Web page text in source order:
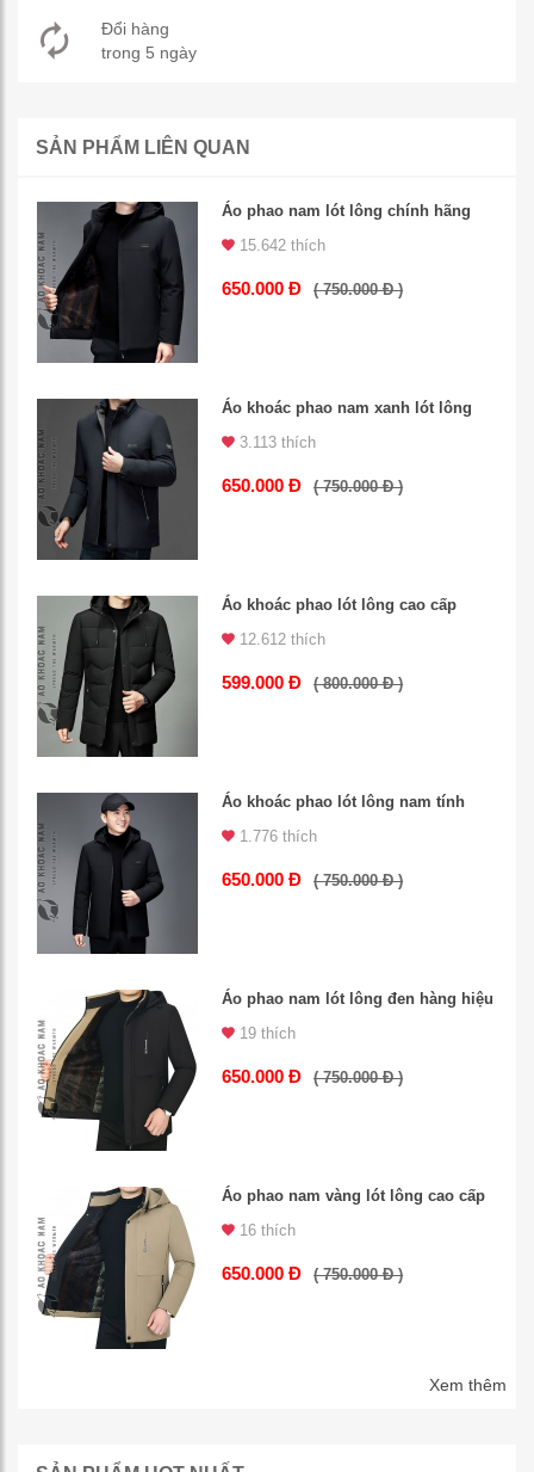
Đổi hàng
trong 5 ngày
SẢN PHẨM LIÊN QUAN
Áo phao nam lót lông chính hãng
15.642 thích
650.000 Đ ( 750.000 Đ )
Áo khoác phao nam xanh lót lông
3.113 thích
650.000 Đ ( 750.000 Đ )
Áo khoác phao lót lông cao cấp
12.612 thích
599.000 Đ ( 800.000 Đ )
Áo khoác phao lót lông nam tính
1.776 thích
650.000 Đ ( 750.000 Đ )
Áo phao nam lót lông đen hàng hiệu
19 thích
650.000 Đ ( 750.000 Đ )
Áo phao nam vàng lót lông cao cấp
16 thích
650.000 Đ ( 750.000 Đ )
Xem thêm